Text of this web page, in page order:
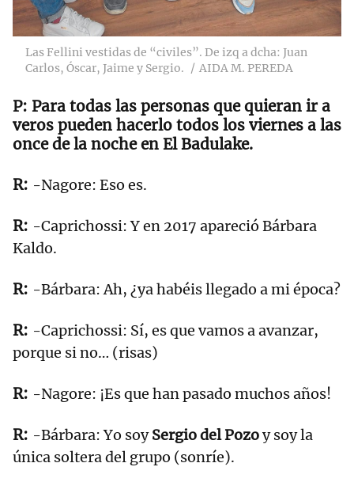
Las Fellini vestidas de “civiles”. De izq a dcha: Juan
Carlos, Óscar, Jaime y Sergio.
AIDA M. PEREDA
Para todas las personas que quieran ir a
veros pueden hacerlo todos los viernes a las
once de la noche en El Badulake.
-Nagore: Eso es.
-Caprichossi: Y en 2017 apareció Bárbara
Kaldo.
-Bárbara: Ah, ¿ya habéis llegado a mi época?
-Caprichossi: Sí, es que vamos a avanzar,
porque si no… (risas)
-Nagore: ¡Es que han pasado muchos años!
-Bárbara: Yo soySergio del Pozoy soy la
única soltera del grupo (sonríe).